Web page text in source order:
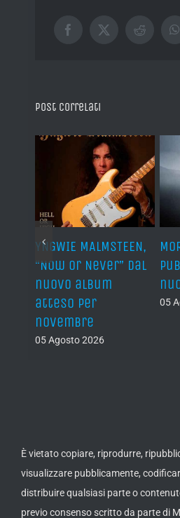
Facebook
X Reddit
Post correlati
YNGWIE MALMSTEEN,
“Now Or Never” dal
nuovo album
atteso per
novembre
05 Agosto 2026
05
È vietato copiare, riprodurre,
visualizzare pubblicamente,
distribuire qualsiasi parte o
previo consenso scritto da parte di